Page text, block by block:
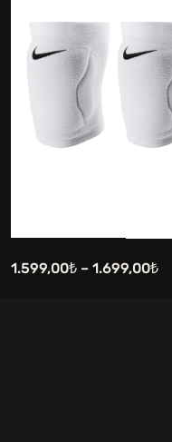
1.599,00₺ – 1.699,00₺